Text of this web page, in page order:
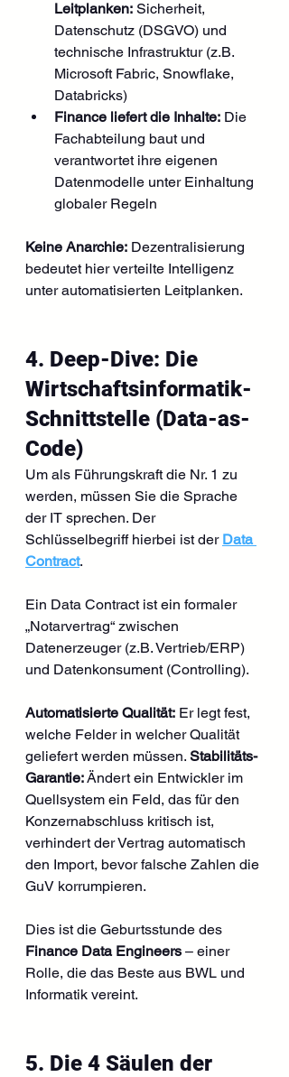
Leitplanken: Sicherheit,
Datenschutz (DSGVO) und
technische Infrastruktur (z.B.
Microsoft Fabric, Snowflake,
Databricks)
Finance liefert die Inhalte: Die
Fachabteilung baut und
verantwortet ihre eigenen
Datenmodelle unter Einhaltung
globaler Regeln
Keine Anarchie: Dezentralisierung
bedeutet hier verteilte Intelligenz
unter automatisierten Leitplanken.
4. Deep-Dive: Die
Wirtschaftsinformatik-
Schnittstelle (Data-as-
Code)
Um als Führungskraft die Nr. 1 zu
werden, müssen Sie die Sprache
der IT sprechen. Der
Schlüsselbegriff hierbei ist der Data
Contract.
Ein Data Contract ist ein formaler
„Notarvertrag“ zwischen
Datenerzeuger (z.B. Vertrieb/ERP)
und Datenkonsument (Controlling).
Automatisierte Qualität: Er legt fest,
welche Felder in welcher Qualität
geliefert werden müssen. Stabilitäts-
Garantie: Ändert ein Entwickler im
Quellsystem ein Feld, das für den
Konzernabschluss kritisch ist,
verhindert der Vertrag automatisch
den Import, bevor falsche Zahlen die
GuV korrumpieren.
Dies ist die Geburtsstunde des
Finance Data Engineers – einer
Rolle, die das Beste aus BWL und
Informatik vereint.
5. Die 4 Säulen der